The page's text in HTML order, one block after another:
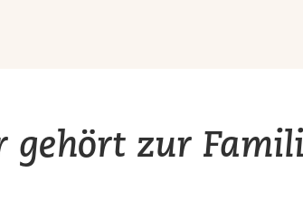
gehört zur